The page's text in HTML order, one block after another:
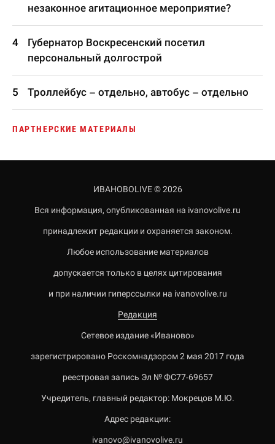
незаконное агитационное мероприятие?
Губернатор Воскресенский посетил
персональный долгострой
Троллейбус – отдельно, автобус – отдельно
ПАРТНЕРСКИЕ МАТЕРИАЛЫ
ИВАНОВОLIVE © 2026
Вся информация, опубликованная на ivanovolive.ru
принадлежит редакции и охраняется законом.
Любое использование материалов
допускается только в целях цитирования
и при наличии гиперссылки на ivanovolive.ru
Редакция
Сетевое издание «Иваново»
зарегистрировано Роскомнадзором 2 мая 2017 года
реестровая запись Эл № ФС77-69657
Учредитель, главный редактор: Мокрецов М.Ю.
Адрес редакции:
ivanovo@ivanovolive.ru